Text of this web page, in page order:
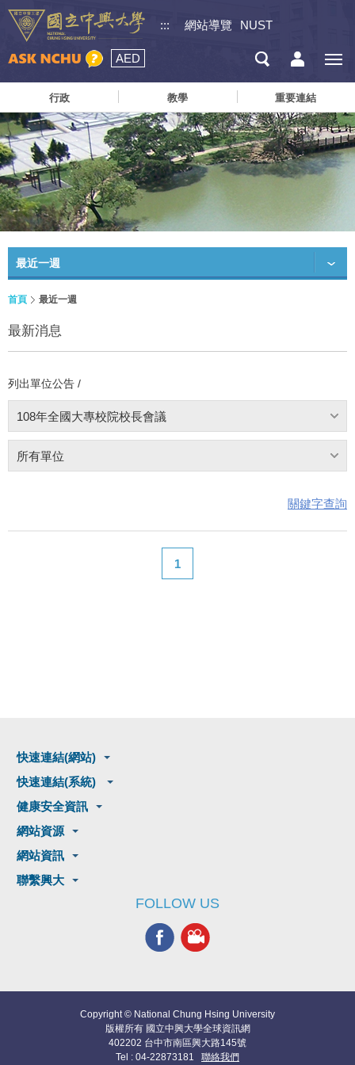
::: 網站導覽 NUST
AED
行政 教學 重要連結
最近一週
首頁 最近一週
最新消息
列出單位公告 /
108年全國大專校院校長會議
所有單位
關鍵字查詢
1
快速連結(網站)
快速連結(系統)
健康安全資訊
網站資源
網站資訊
聯繫興大
FOLLOW US
Copyright © National Chung Hsing University
版權所有 國立中興大學全球資訊網
402202 台中市南區興大路145號
Tel : 04-22873181 聯絡我們